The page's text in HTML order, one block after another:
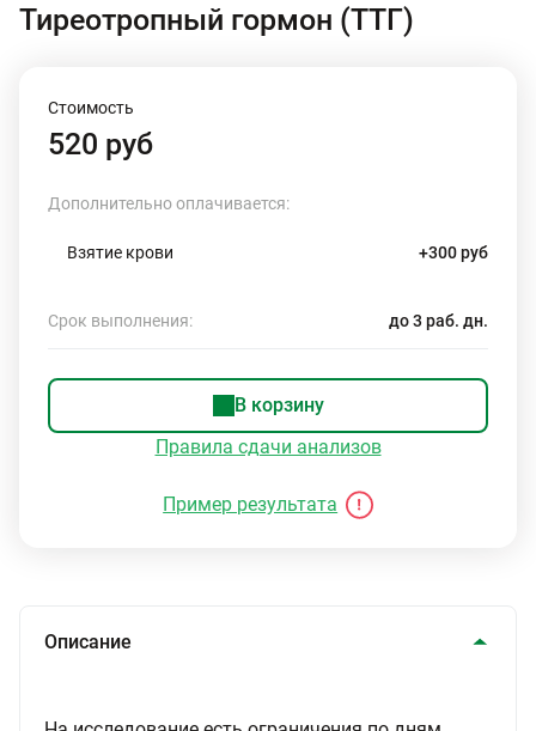
Тиреотропный гормон (ТТГ)
Стоимость
520 руб
Дополнительно оплачивается:
Взятие крови +300 руб
Срок выполнения: до 3 раб. дн.
В корзину
Правила сдачи анализов
Пример результата
Описание